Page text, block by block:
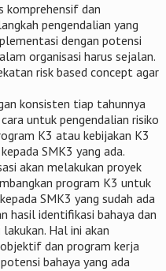
komprehensif dan
pengendalian yang
dengan potensi
organisasi harus sejalan.
risk based concept agar
konsisten tiap tahunnya
untuk pengendalian risiko
K3 atau kebijakan K3
SMK3 yang ada.
akan melakukan proyek
program K3 untuk
SMK3 yang sudah ada
hasil identifikasi bahaya dan
Hal ini akan
dan program kerja
bahaya yang ada